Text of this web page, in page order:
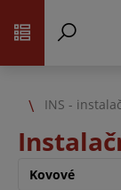
INS -
Kovové